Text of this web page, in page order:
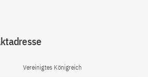
Vereinigtes Königreich